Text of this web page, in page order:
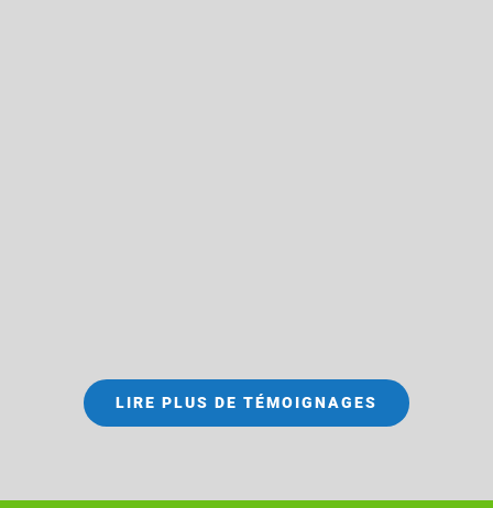
LIRE PLUS DE TÉMOIGNAGES